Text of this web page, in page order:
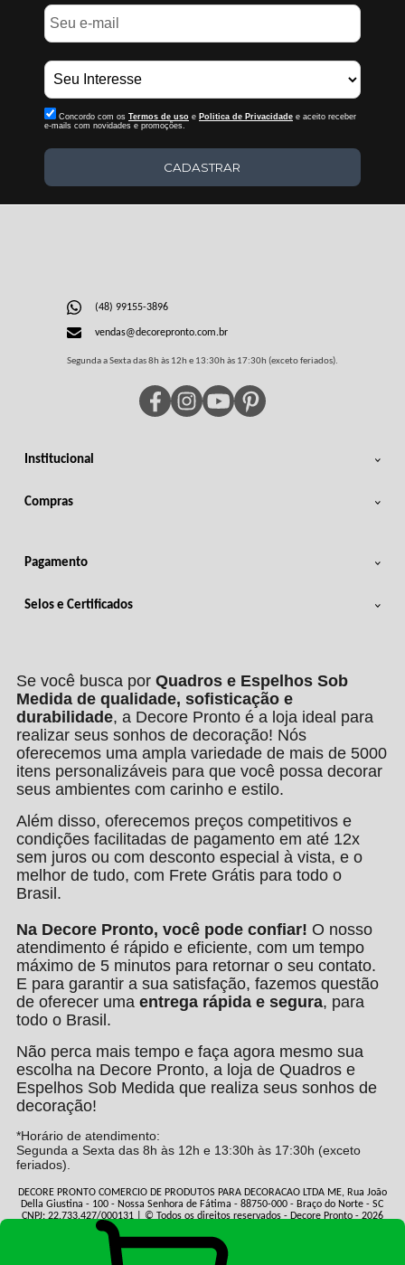
Concordo com os Termos de uso e Politica de Privacidadee aceito receber
e-mails com novidades e promoções.
CADASTRAR
Institucional
Compras
(48) 99155-3896
vendas@decorepronto.com.br
Segunda a Sexta das 8h às 12h e 13:30h às 17:30h (exceto feriados).
Pagamento
Selos e Certificados
Se você busca por Quadros e Espelhos Sob
Medida de qualidade, sofisticação e
durabilidade, a Decore Pronto é a loja ideal para
realizar seus sonhos de decoração! Nós
oferecemos uma ampla variedade de mais de 5000
itens personalizáveis para que você possa decorar
seus ambientes com carinho e estilo.
Além disso, oferecemos preços competitivos e
condições facilitadas de pagamento em até 12x
sem juros ou com desconto especial à vista, e o
melhor de tudo, com Frete Grátis para todo o
Brasil.
Na Decore Pronto, você pode confiar! O nosso
atendimento é rápido e eficiente, com um tempo
máximo de 5 minutos para retornar o seu contato.
E para garantir a sua satisfação, fazemos questão
de oferecer uma entrega rápida e segura, para
todo o Brasil.
Não perca mais tempo e faça agora mesmo sua
escolha na Decore Pronto, a loja de Quadros e
Espelhos Sob Medida que realiza seus sonhos de
decoração!
*Horário de atendimento:
Segunda a Sexta das 8h às 12h e 13:30h às 17:30h (exceto
feriados).
DECORE PRONTO COMERCIO DE PRODUTOS PARA DECORACAO LTDA ME, Rua João
Della Giustina - 100 - Nossa Senhora de Fátima - 88750-000 - Braço do Norte - SC
CNPJ: 22.733.427/000131 | © Todos os direitos reservados - Decore Pronto - 2026